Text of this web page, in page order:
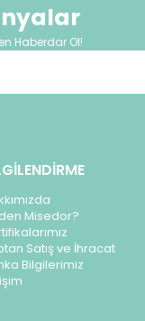
Haberdar Ol!
Misedor?
Satış ve İhracat
Bilgilerimiz